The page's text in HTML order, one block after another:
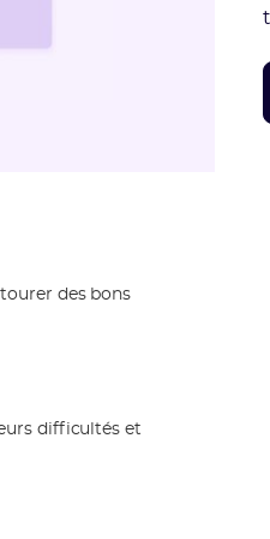
des bons
difficultés et